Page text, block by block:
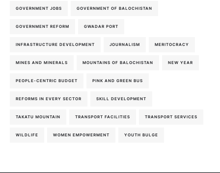
GOVERNMENT JOBS GOVERNMENT OF BALOCHISTAN
GOVERNMENT REFORM GWADAR PORT
INFRASTRUCTURE DEVELOPMENT JOURNALISM MERITOCRACY
MINES AND MINERALS MOUNTAINS OF BALOCHISTAN NEW YEAR
PEOPLE-CENTRIC BUDGET PINK AND GREEN BUS
REFORMS IN EVERY SECTOR SKILL DEVELOPMENT
TAKATU MOUNTAIN TRANSPORT FACILITIES TRANSPORT SERVICES
WILDLIFE WOMEN EMPOWERMENT YOUTH BULGE